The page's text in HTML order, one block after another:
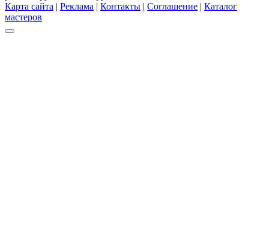
Карта сайта | Реклама | Контакты | Соглашение | Каталог
мастеров